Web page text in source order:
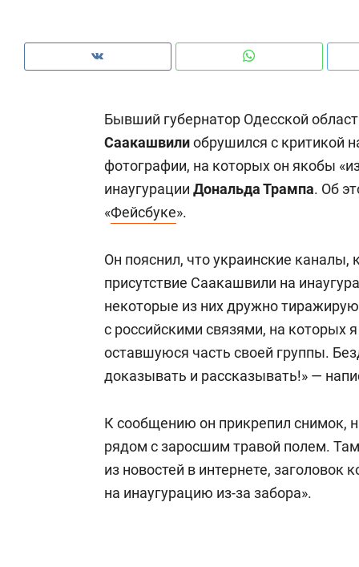
Бывший губернатор Одесской
Саакашвилиобрушился с критикой
фотографии, на которых он якобы
инаугурации Дональда Трампа. Об
«Фейсбуке».
Он пояснил, что украинские каналы,
присутствие Саакашвили на
некоторые из них дружно
с российскими связями, на
оставшуюся часть своей группы.
доказывать и рассказывать!» —
К сообщению он прикрепил снимок,
рядом с заросшим травой полем.
из новостей в интернете, заголовок
на инаугурацию из-за забора».
Рекомендуем
Оставить шум за волной: как
строят тишину в казанском
свою
стрессом»